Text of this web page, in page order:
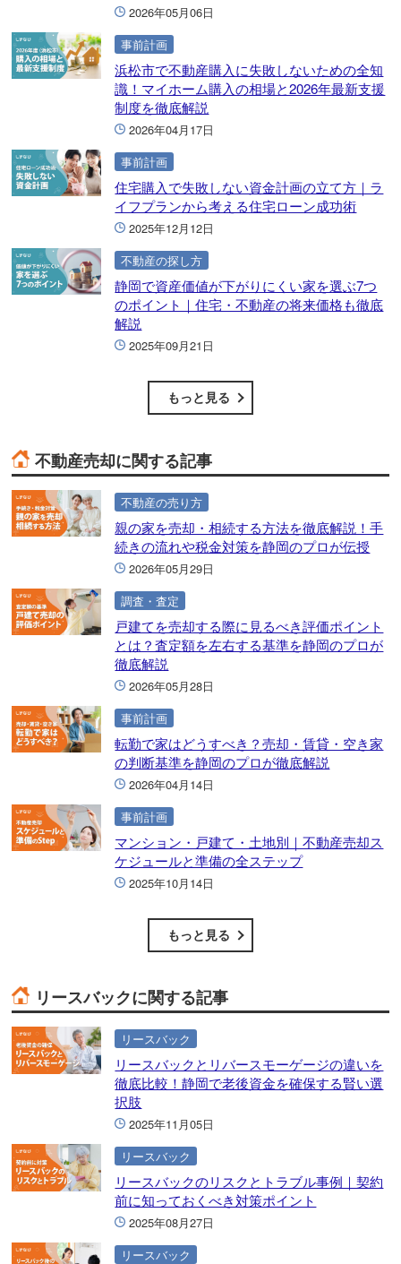
2026年05月06日
事前計画
浜松市で不動産購入に失敗しないための全知
識！マイホーム購入の相場と2026年最新支援
制度を徹底解説
2026年04月17日
事前計画
住宅購入で失敗しない資金計画の立て方｜ラ
イフプランから考える住宅ローン成功術
2025年12月12日
不動産の探し方
静岡で資産価値が下がりにくい家を選ぶ7つ
のポイント｜住宅・不動産の将来価格も徹底
解説
2025年09月21日
もっと見る
不動産売却に関する記事
不動産の売り方
親の家を売却・相続する方法を徹底解説！手
続きの流れや税金対策を静岡のプロが伝授
2026年05月29日
調査・査定
戸建てを売却する際に見るべき評価ポイント
とは？査定額を左右する基準を静岡のプロが
徹底解説
2026年05月28日
事前計画
転勤で家はどうすべき？売却・賃貸・空き家
の判断基準を静岡のプロが徹底解説
2026年04月14日
事前計画
マンション・戸建て・土地別｜不動産売却ス
ケジュールと準備の全ステップ
2025年10月14日
もっと見る
リースバックに関する記事
リースバック
リースバックとリバースモーゲージの違いを
徹底比較！静岡で老後資金を確保する賢い選
択肢
2025年11月05日
リースバック
リースバックのリスクとトラブル事例｜契約
前に知っておくべき対策ポイント
2025年08月27日
リースバック